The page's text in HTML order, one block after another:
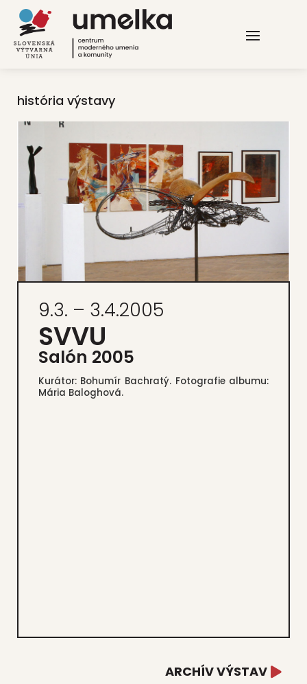
história výstavy
9.3. – 3.4.2005
SVVU
Salón 2005
Kurá­tor: Bohu­mír Bach­ra­tý. Foto­gra­fie albu­mu:
Mária Balog­ho­vá.
ARCHÍV VÝSTAV